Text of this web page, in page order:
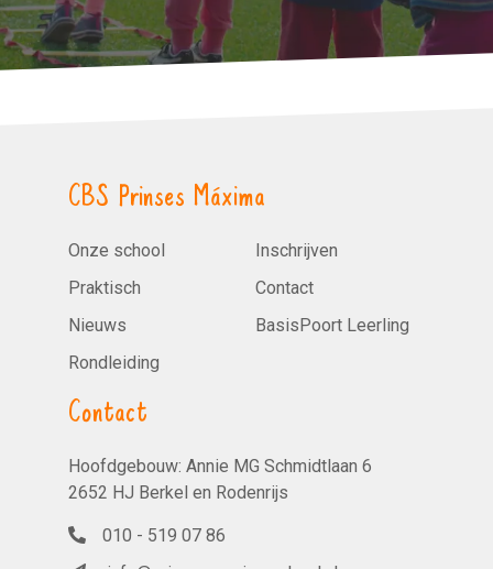
CBS Prinses Máxima
Onze school
Praktisch
Nieuws
Rondleiding
Inschrijven
Contact
BasisPoort Leerling
Contact
Hoofdgebouw: Annie MG Schmidtlaan 6
2652 HJ Berkel en Rodenrijs
010 - 519 07 86